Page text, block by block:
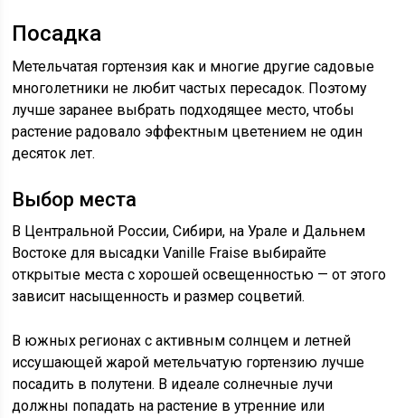
Посадка
Метельчатая гортензия как и многие другие садовые
многолетники не любит частых пересадок. Поэтому
лучше заранее выбрать подходящее место, чтобы
растение радовало эффектным цветением не один
десяток лет.
Выбор места
В Центральной России, Сибири, на Урале и Дальнем
Востоке для высадки Vanille Fraise выбирайте
открытые места с хорошей освещенностью — от этого
зависит насыщенность и размер соцветий.
В южных регионах с активным солнцем и летней
иссушающей жарой метельчатую гортензию лучше
посадить в полутени. В идеале солнечные лучи
должны попадать на растение в утренние или